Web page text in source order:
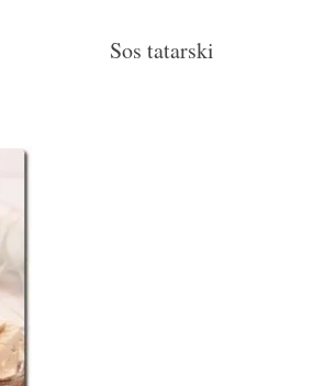
Sos tatarski